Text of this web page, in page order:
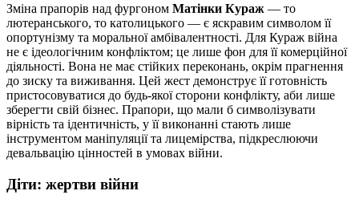
Зміна прапорів над фургоном Матінки Кураж — то
лютеранського, то католицького — є яскравим символом її
опортунізму та моральної амбівалентності. Для Кураж війна
не є ідеологічним конфліктом; це лише фон для її комерційної
діяльності. Вона не має стійких переконань, окрім прагнення
до зиску та виживання. Цей жест демонструє її готовність
пристосовуватися до будь-якої сторони конфлікту, аби лише
зберегти свій бізнес. Прапори, що мали б символізувати
вірність та ідентичність, у її виконанні стають лише
інструментом маніпуляції та лицемірства, підкреслюючи
девальвацію цінностей в умовах війни.
Діти: жертви війни